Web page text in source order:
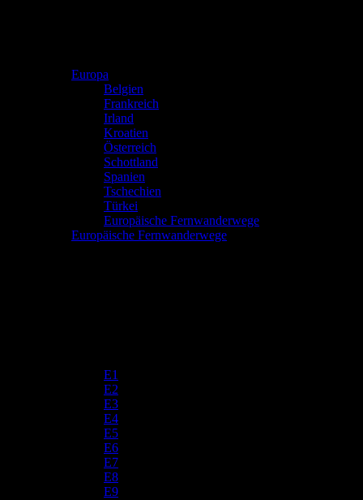
Europa
Belgien
Frankreich
Irland
Kroatien
Österreich
Schottland
Spanien
Tschechien
Türkei
Europäische Fernwanderwege
Europäische Fernwanderwege
E1
E2
E3
E4
E5
E6
E7
E8
E9